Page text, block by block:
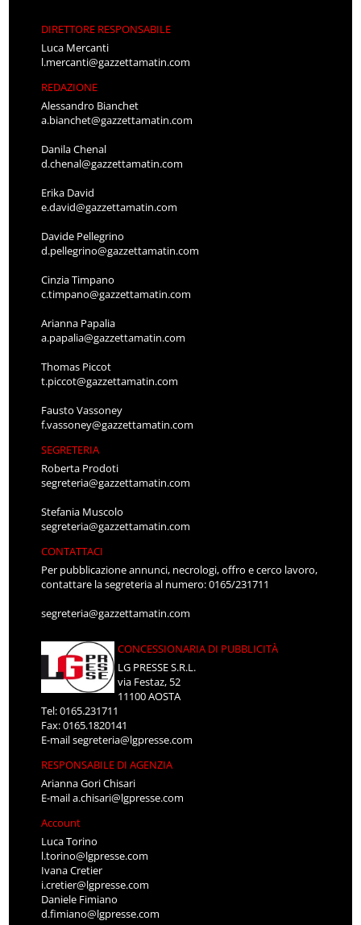
DIRETTORE RESPONSABILE
Luca Mercanti
l.mercanti@gazzettamatin.com
REDAZIONE
Alessandro Bianchet
a.bianchet@gazzettamatin.com
Danila Chenal
d.chenal@gazzettamatin.com
Erika David
e.david@gazzettamatin.com
Davide Pellegrino
d.pellegrino@gazzettamatin.com
Cinzia Timpano
c.timpano@gazzettamatin.com
Arianna Papalia
a.papalia@gazzettamatin.com
Thomas Piccot
t.piccot@gazzettamatin.com
Fausto Vassoney
f.vassoney@gazzettamatin.com
SEGRETERIA
Roberta Prodoti
segreteria@gazzettamatin.com
Stefania Muscolo
segreteria@gazzettamatin.com
CONTATTACI
Per pubblicazione annunci, necrologi, offro e cerco lavoro,
contattare la segreteria al numero: 0165/231711
segreteria@gazzettamatin.com
CONCESSIONARIA DI PUBBLICITÀ
LG PRESSE S.R.L.
via Festaz, 52
11100 AOSTA
Tel: 0165.231711
Fax: 0165.1820141
E-mailsegreteria@lgpresse.com
RESPONSABILE DI AGENZIA
Arianna Gori Chisari
E-maila.chisari@lgpresse.com
Account
Luca Torino
l.torino@lgpresse.com
Ivana Cretier
i.cretier@lgpresse.com
Daniele Fimiano
d.fimiano@lgpresse.com